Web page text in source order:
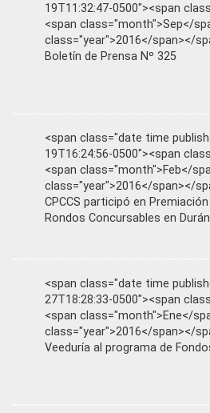
19T11:32:47-0500"><span
<span class="month">Sep</
class="year">2016</span></
Boletín de Prensa Nº 325
<span class="date time
19T16:24:56-0500"><span
<span class="month">Feb</
class="year">2016</span></
CPCCS participó en
Rondos Concursables en Durán
<span class="date time
27T18:28:33-0500"><span
<span class="month">Ene</
class="year">2016</span></
Veeduría al programa de